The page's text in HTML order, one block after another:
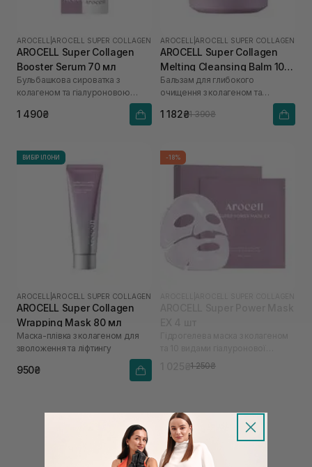
AROCELL AROCELL SUPER COLLAGEN
AROCELL Super Collagen
Booster Serum 70 мл
Бульбашкова сироватка з
колагеном та гіалуроновою
1 490₴
AROCELL AROCELL SUPER COLLAGEN
AROCELL Super Collagen
Melting Cleansing Balm 100
г
Бальзам для глибокого
очищення з колагеном та
1 182₴1 390₴
ВИБІР ІЛОНИ
AROCELL AROCELL SUPER COLLAGEN
AROCELL Super Collagen
Wrapping Mask 80 мл
Маска-плівка з колагеном для
зволоження та ліфтингу
950₴
-18%
кислоти
1 025₴1 250₴